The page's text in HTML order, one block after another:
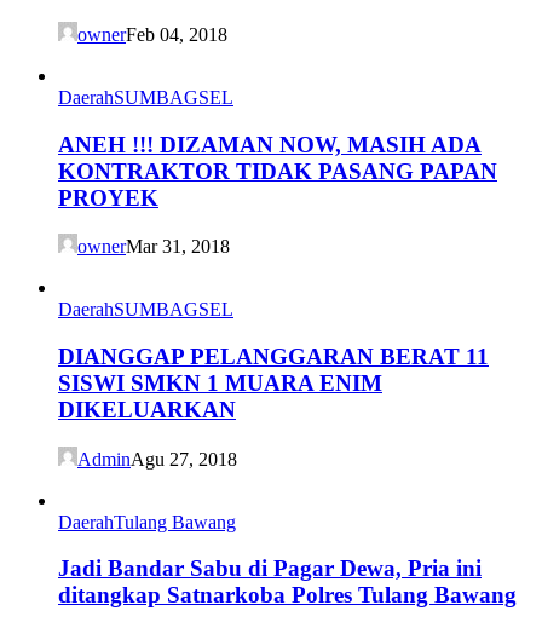
ownerFeb 04, 2018
DaerahSUMBAGSEL
ANEH !!! DIZAMAN NOW, MASIH ADA
KONTRAKTOR TIDAK PASANG PAPAN
PROYEK
ownerMar 31, 2018
DaerahSUMBAGSEL
DIANGGAP PELANGGARAN BERAT 11
SISWI SMKN 1 MUARA ENIM
DIKELUARKAN
AdminAgu 27, 2018
DaerahTulang Bawang
Jadi Bandar Sabu di Pagar Dewa, Pria ini
ditangkap Satnarkoba Polres Tulang Bawang